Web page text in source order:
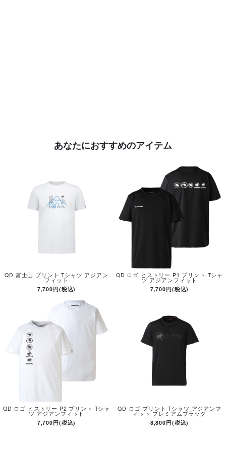
あなたにおすすめのアイテム
QD 富士山 プリント Tシャツ アジアン
フィット
7,700円(税込)
QD ロゴ ヒストリー P1 プリント Tシャ
ツ アジアンフィット
7,700円(税込)
QD ロゴ ヒストリー P2 プリント Tシャ
ツ アジアンフィット
7,700円(税込)
QD ロゴ プリント Tシャツ アジアンフ
ィット プレミアムブラック
8,800円(税込)